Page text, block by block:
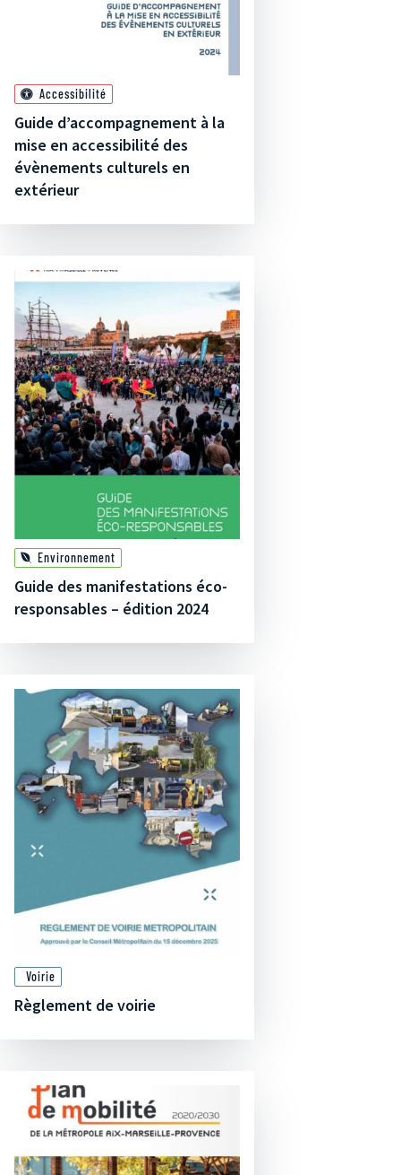
Accessibilité
Guide d’accompagnement à la
mise en accessibilité des
évènements culturels en
extérieur
Environnement
Guide des manifestations éco-
responsables – édition 2024
Voirie
Règlement de voirie